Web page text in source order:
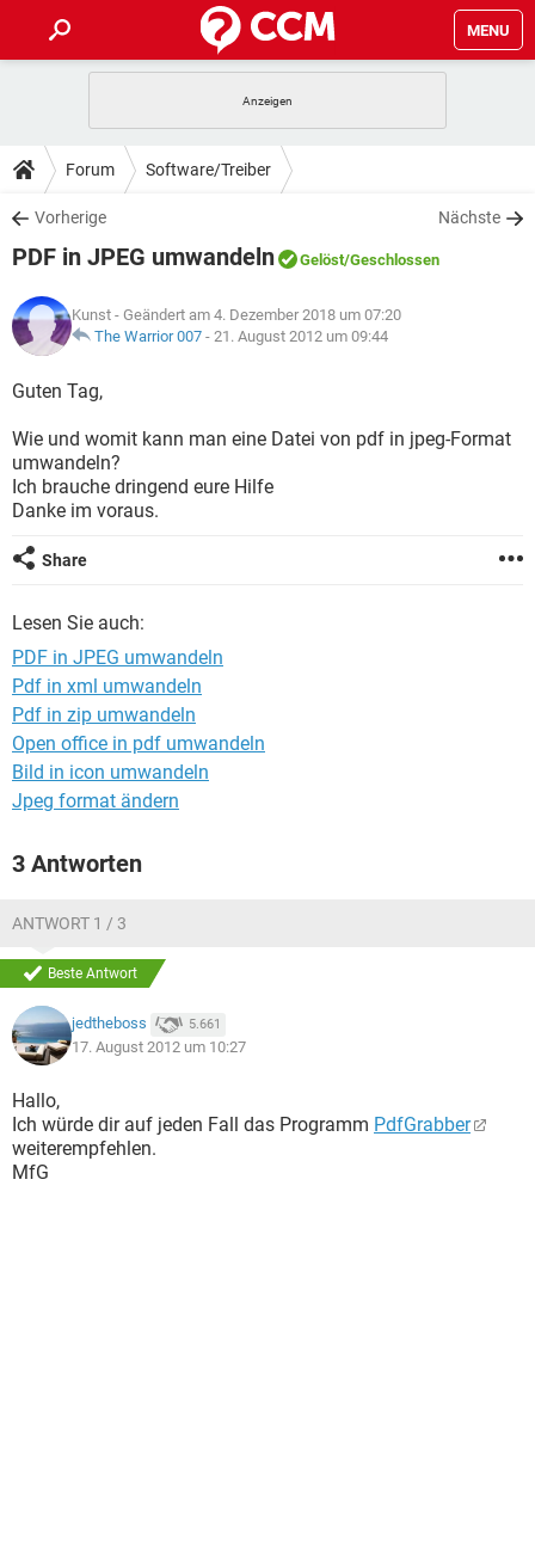
MENU
ANDROID IOS
WINDOWS 10
WHATSAPP TIKTOK
FACEBOOK
TIPPS & TRICKS
SPIELE
WHATSAPP TIKTOK
FACEBOOK
DOWNLOADS
SPIELE STREAMING
ANDROID
WINDOWS 10 INSTAGRAM
WHATSAPP
SPIELE STREAMING
ANDROID
WINDOWS 10
WHATSAPP TIKTOK
FACEBOOK
LEXIKON
SPIELE
WINDOWS 10
WHATSAPP
FACEBOOK
Forum Software/Treiber
Vorherige Nächste
PDF in JPEG umwandeln Gelöst/Geschlossen
Kunst - Geändert am 4. Dezember 2018 um 07:20
The Warrior 007 - 21. August 2012 um 09:44
Guten Tag,
Wie und womit kann man eine Datei von pdf in jpeg-Format
umwandeln?
Ich brauche dringend eure Hilfe
Danke im voraus.
Share
Lesen Sie auch:
PDF in JPEG umwandeln
Pdf in xml umwandeln
Pdf in zip umwandeln
Open office in pdf umwandeln
Bild in icon umwandeln
Jpeg format ändern
3 Antworten
ANTWORT 1 / 3
Beste Antwort
jedtheboss 5.661
17. August 2012 um 10:27
Hallo,
Ich würde dir auf jeden Fall das Programm PdfGrabber
weiterempfehlen.
MfG